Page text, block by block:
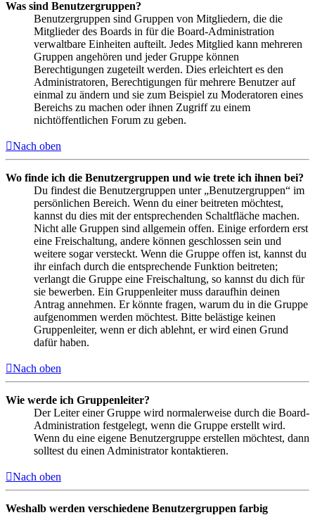
Was sind Benutzergruppen?
Benutzergruppen sind Gruppen von Mitgliedern, die die
Mitglieder des Boards in für die Board-Administration
verwaltbare Einheiten aufteilt. Jedes Mitglied kann mehreren
Gruppen angehören und jeder Gruppe können
Berechtigungen zugeteilt werden. Dies erleichtert es den
Administratoren, Berechtigungen für mehrere Benutzer auf
einmal zu ändern und sie zum Beispiel zu Moderatoren eines
Bereichs zu machen oder ihnen Zugriff zu einem
nichtöffentlichen Forum zu geben.
Nach oben
Wo finde ich die Benutzergruppen und wie trete ich ihnen bei?
Du findest die Benutzergruppen unter „Benutzergruppen“ im
persönlichen Bereich. Wenn du einer beitreten möchtest,
kannst du dies mit der entsprechenden Schaltfläche machen.
Nicht alle Gruppen sind allgemein offen. Einige erfordern erst
eine Freischaltung, andere können geschlossen sein und
weitere sogar versteckt. Wenn die Gruppe offen ist, kannst du
ihr einfach durch die entsprechende Funktion beitreten;
verlangt die Gruppe eine Freischaltung, so kannst du dich für
sie bewerben. Ein Gruppenleiter muss daraufhin deinen
Antrag annehmen. Er könnte fragen, warum du in die Gruppe
aufgenommen werden möchtest. Bitte belästige keinen
Gruppenleiter, wenn er dich ablehnt, er wird einen Grund
dafür haben.
Nach oben
Wie werde ich Gruppenleiter?
Der Leiter einer Gruppe wird normalerweise durch die Board-
Administration festgelegt, wenn die Gruppe erstellt wird.
Wenn du eine eigene Benutzergruppe erstellen möchtest, dann
solltest du einen Administrator kontaktieren.
Nach oben
Weshalb werden verschiedene Benutzergruppen farbig